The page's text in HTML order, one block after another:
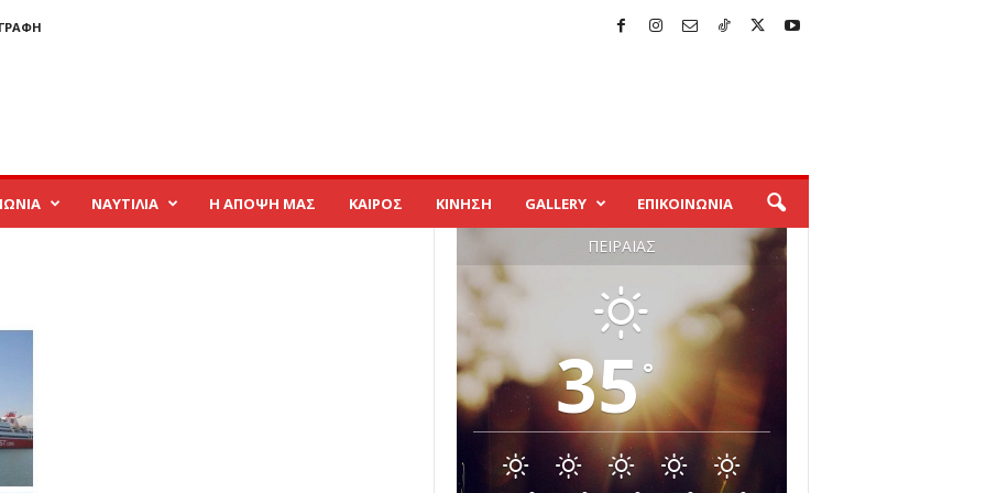
ΝΑΥΤΙΛΙΑ Η ΑΠΟΨΗ ΜΑΣ ΚΑΙΡΟΣ ΚΙΝΗΣΗ GALLERY ΕΠΙΚΟΙΝΩΝΙΑ
ΠΕΙΡΑΙΆΣ
35°